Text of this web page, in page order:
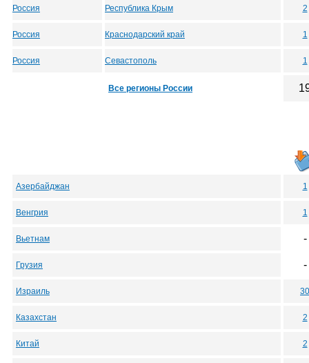
Россия Республика Крым 2
Россия Краснодарский край 1
Россия Севастополь 1
Все регионы России
Азербайджан 1
Венгрия 1
Вьетнам -
Грузия -
Израиль 30
Казахстан 2
Китай 2